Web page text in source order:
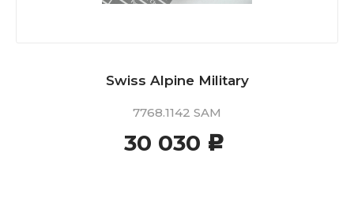
Swiss Alpine Military
7768.1142 SAM
30 030 c